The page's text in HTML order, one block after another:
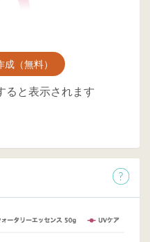
（無料）
ると表示されます